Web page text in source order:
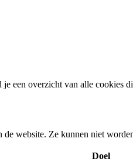
een overzicht van alle cookies
website. Ze kunnen niet
Doel